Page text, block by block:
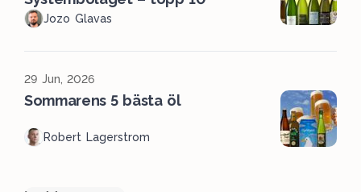
Jozo Glavas
29 Jun, 2026
Sommarens 5 bästa öl
Robert Lagerstrom